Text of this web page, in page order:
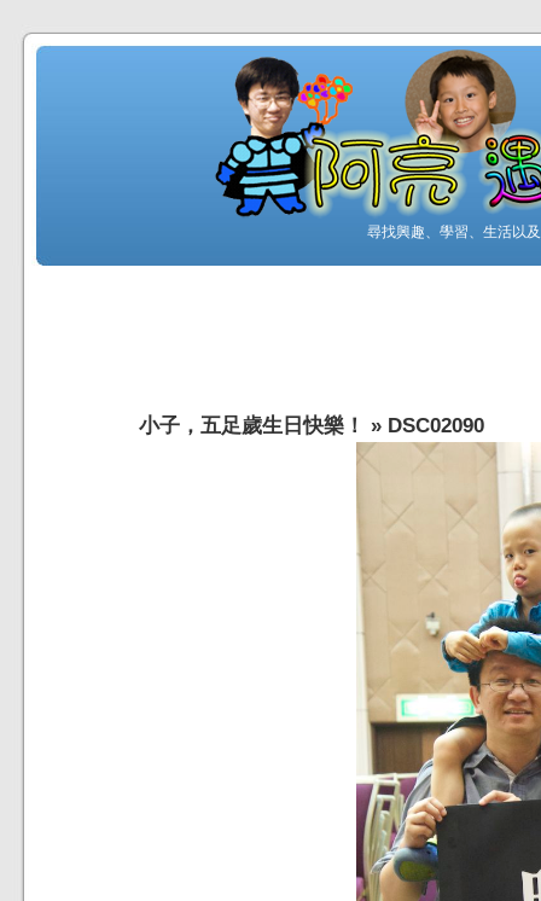
尋找興趣、學習、生活以
小子，五足歲生日快樂！ » DSC02090